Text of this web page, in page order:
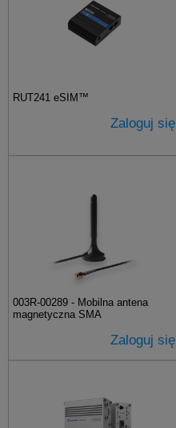
RUT241 eSIM™
Zaloguj się
003R-00289 - Mobilna antena
magnetyczna SMA
Zaloguj się